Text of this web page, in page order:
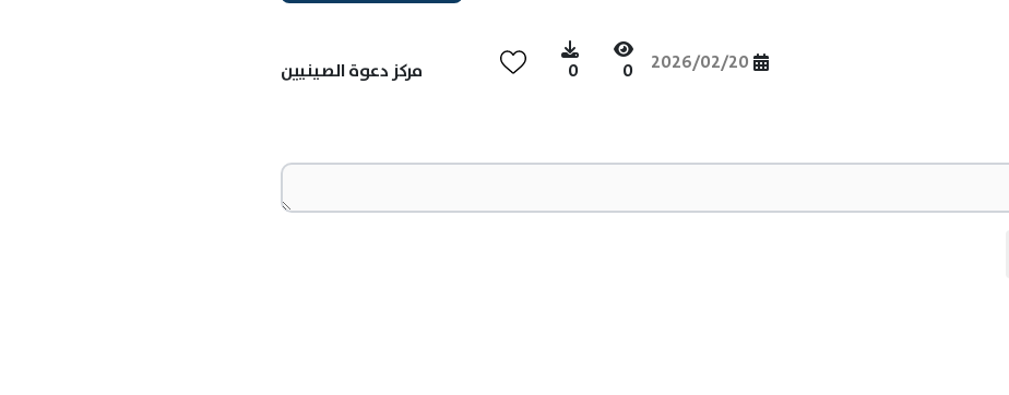
2026/02/20
0
0
مركز دعوة الصينيين